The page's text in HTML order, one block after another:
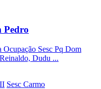
Pedro
Ocupação Sesc Pq Dom
Dudu ...
Sesc Carmo